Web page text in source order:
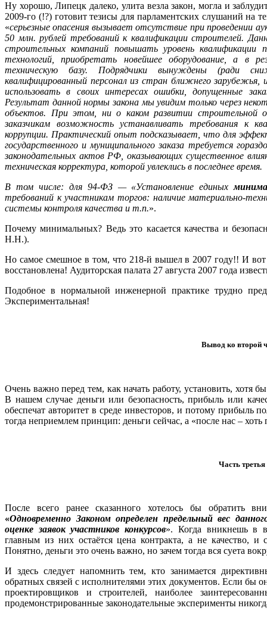
Ну хорошо, Липецк далеко, улита везла закон, могла и
2009-го (!?) готовит тезисы для парламентских слушаний
«серьезные опасения вызывает отсутствие при проведении
50 млн. рублей требований к квалификации строителей.
строительных компаний повышать уровень квалификации
технологий, приобретать новейшее оборудование, а в
техническую базу. Подрядчики вынуждены (ради
квалифицированный персонал из стран ближнего зарубежья,
использовать в своих интересах ошибки, допущенные
Результат данной нормы закона мы увидим только через
объектов. При этом, ни о каком развитии
заказчикам возможность устанавливать требования к
коррупции. Практический опыт подсказывает, что для
государственного и муниципального заказа требуется
законодательных актов РФ, оказывающих существенное
техническая корректура, которой увлеклись в последнее время.
В том числе: для 94-ФЗ — «Установление единых
требований к участникам торгов: наличие материально-
системы контроля качества и т.п.».
Почему минимальных? Ведь это касается качества и
Н.Н.).
Но самое смешное в том, что 218-й вышел в 2007 году!! И вот
восстановлена! Аудиторская палата 27 августа 2007 года
Подобное в нормальной инженерной практике трудно
Экспериментальная!
Вывод ко второй
Очень важно перед тем, как начать работу, установить, хотя
В нашем случае деньги или безопасность, прибыль или
обеспечат авторитет в среде инвесторов, и потому прибыль
тогда неприемлем принцип: деньги сейчас, а «после нас – хоть
Часть третья
После всего ранее сказанного хотелось бы обратить
«Одновременно Законом определен предельный вес
оценке заявок участников конкурсов». Когда вникнешь в
главным из них остаётся цена контракта, а не качество, и
Понятно, деньги это очень важно, но зачем тогда вся суета
И здесь следует напомнить тем, кто занимается
обратных связей с исполнителями этих документов. Если бы
проектировщиков и строителей, наиболее
продемонстрированные законодательные эксперименты